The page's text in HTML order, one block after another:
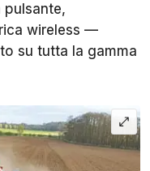
wireless —
su tutta la gamma